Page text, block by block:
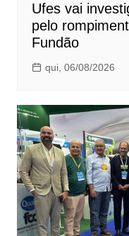
Ufes vai
pelo
Fundão
qui, 06/08/2026